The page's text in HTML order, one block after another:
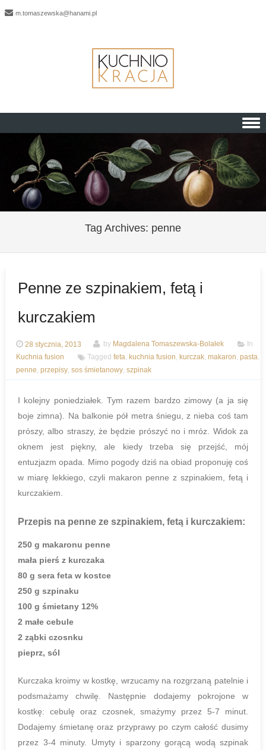
m.tomaszewska@hanami.pl
Skip to content
Tag Archives: penne
Penne ze szpinakiem, fetą i
kurczakiem
28 stycznia, 2013 by Magdalena Tomaszewska-Bolałek
In
Kuchnia fusion
Tagged feta, kuchnia fusion, kurczak, makaron, pasta,
penne, przepisy, sos śmietanowy, szpinak
I kolejny poniedziałek. Tym razem bardzo zimowy (a ja się
boje zimna). Na balkonie pół metra śniegu, z nieba coś tam
prószy, albo straszy, że będzie prószyć no i mróz. Widok za
oknem jest piękny, ale kiedy trzeba się przejść, mój
entuzjazm opada. Mimo pogody dziś na obiad proponuję coś
w miarę lekkiego, czyli makaron penne z szpinakiem, fetą i
kurczakiem.
Przepis na penne ze szpinakiem, fetą i kurczakiem:
250 g makaronu penne
mała pierś z kurczaka
80 g sera feta w kostce
250 g szpinaku
100 g śmietany 12%
2 małe cebule
2 ząbki czosnku
pieprz, sól
Kurczaka kroimy w kostkę, wrzucamy na rozgrzaną patelnie i
podsmażamy chwilę. Następnie dodajemy pokrojone w
kostkę: cebulę oraz czosnek, smażymy przez 5-7 minut.
Dodajemy śmietanę oraz przyprawy po czym całość dusimy
przez 3-4 minuty. Umyty i sparzony gorącą wodą szpinak